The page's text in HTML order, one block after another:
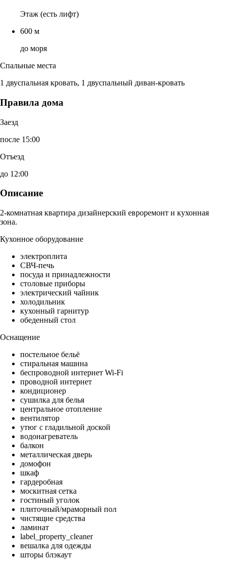
Этаж (есть лифт)
600 м
до моря
Спальные места
1 двуспальная кровать, 1 двуспальный диван-кровать
Правила дома
Заезд
после 15:00
Отъезд
до 12:00
Описание
2-комнатная квартира дизайнерский евроремонт и кухонная
зона.
Кухонное оборудование
электроплита
СВЧ-печь
посуда и принадлежности
столовые приборы
электрический чайник
холодильник
кухонный гарнитур
обеденный стол
Оснащение
постельное бельё
стиральная машина
беспроводной интернет Wi-Fi
проводной интернет
кондиционер
сушилка для белья
центральное отопление
вентилятор
утюг с гладильной доской
водонагреватель
балкон
металлическая дверь
домофон
шкаф
гардеробная
москитная сетка
гостиный уголок
плиточный/мраморный пол
чистящие средства
ламинат
label_property_cleaner
вешалка для одежды
шторы блэкаут